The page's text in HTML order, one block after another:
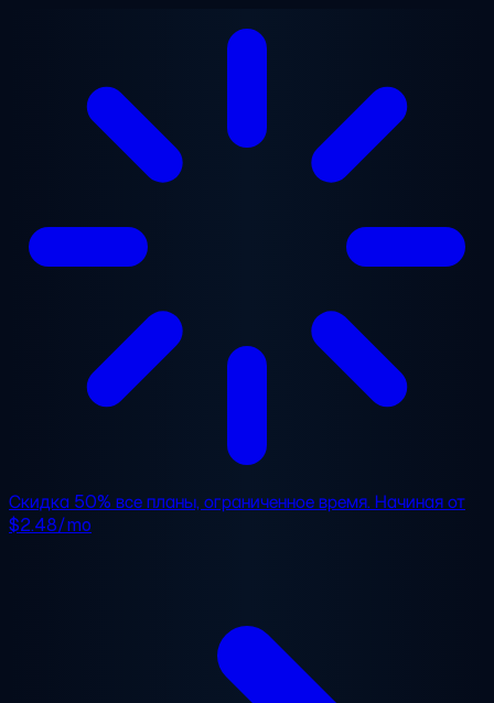
Перейти к основному содержанию
Скидка 50% все планы, ограниченное время. Начиная от
$2.48/mo